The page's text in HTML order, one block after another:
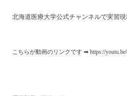
北海道医療大学公式チャンネルで実習
こちらが動画のリンクです ➡ https://